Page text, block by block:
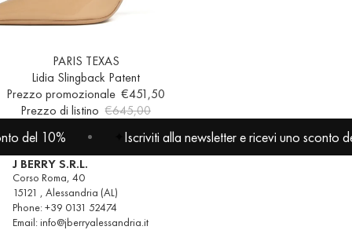
PARIS TEXAS
Lidia Slingback Patent
Prezzo promozionale €451,50
Prezzo di listino €645,00
del 10% Iscriviti alla newsletter e ricevi uno sconto
J BERRY S.R.L.
Corso Roma, 40
15121 , Alessandria (AL)
Phone: +39 0131 52474
Email: info@jberryalessandria.it